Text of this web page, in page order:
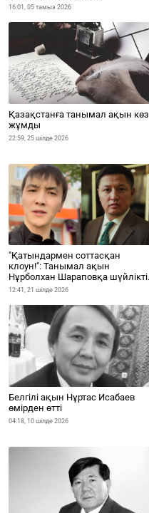
16:01, 05 тамыз 2026
Қазақстанға танымал ақын көз
жұмды
22:59, 25 шілде 2026
"Қатындармен соттасқан
клоун!": Танымал ақын
Нұрболхан Шараповқа шүйлікті
(ВИДЕО)
12:41, 21 шілде 2026
Белгілі ақын Нұртас Исабаев
өмірден өтті
04:18, 10 шілде 2026